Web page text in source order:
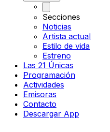
Secciones
Noticias
Artista actual
Estilo de vida
Estreno
Las 21 Únicas
Programación
Actividades
Emisoras
Contacto
Descargar App